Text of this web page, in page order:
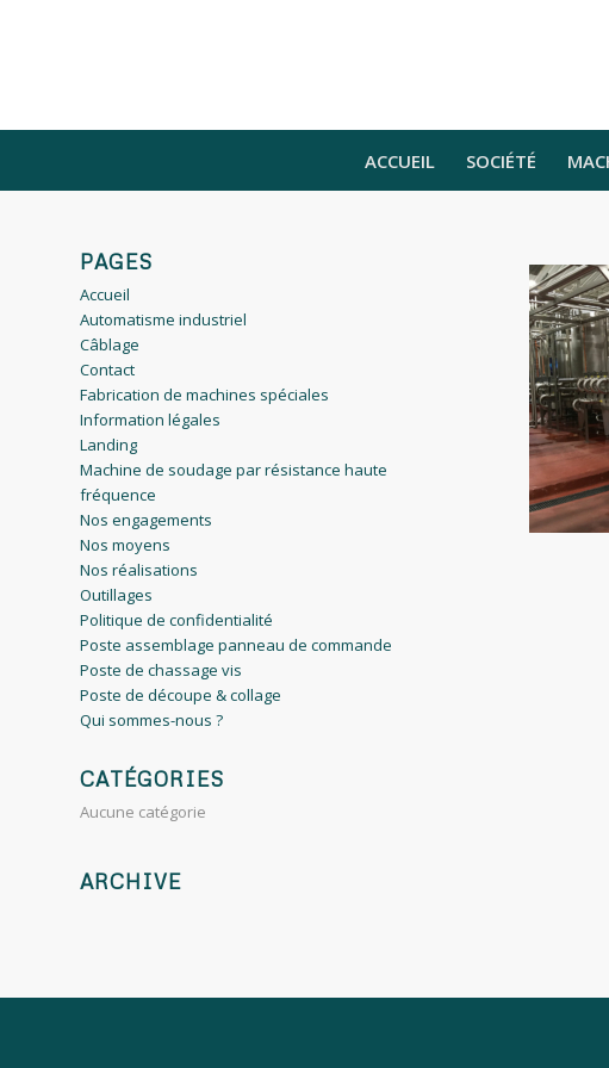
ACCUEIL SOCIÉTÉ
PAGES
Accueil
Automatisme industriel
Câblage
Contact
Fabrication de machines spéciales
Information légales
Landing
Machine de soudage par résistance haute
fréquence
Nos engagements
Nos moyens
Nos réalisations
Outillages
Politique de confidentialité
Poste assemblage panneau de commande
Poste de chassage vis
Poste de découpe & collage
Qui sommes-nous ?
CATÉGORIES
Aucune catégorie
ARCHIVE